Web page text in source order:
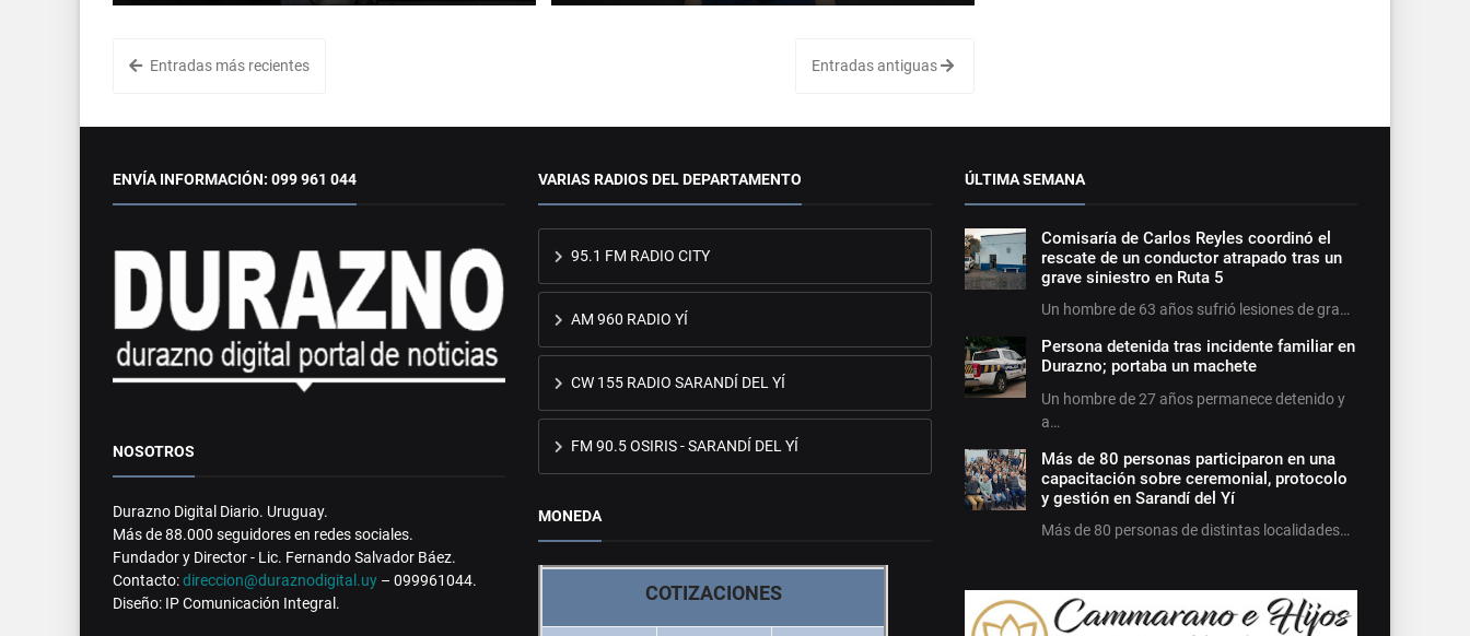
Entradas más recientes Entradas antiguas
ENVÍA INFORMACIÓN: 099 961 044
NOSOTROS
Durazno Digital Diario. Uruguay.
Más de 88.000 seguidores en redes sociales.
Fundador y Director - Lic. Fernando Salvador Báez.
Contacto:direccion@duraznodigital.uy – 099961044.
Diseño: IP Comunicación Integral.
VARIAS RADIOS DEL DEPARTAMENTO
95.1 FM RADIO CITY
AM 960 RADIO YÍ
CW 155 RADIO SARANDÍ DEL YÍ
FM 90.5 OSIRIS - SARANDÍ DEL YÍ
MONEDA
COTIZACIONES
ÚLTIMA SEMANA
Comisaría de Carlos Reyles coordinó el
rescate de un conductor atrapado tras un
grave siniestro en Ruta 5
Un hombre de 63 años sufrió lesiones de gra…
Persona detenida tras incidente familiar en
Durazno; portaba un machete
Un hombre de 27 años permanece detenido y
a…
Más de 80 personas participaron en una
capacitación sobre ceremonial, protocolo
y gestión en Sarandí del Yí
Más de 80 personas de distintas localidades…